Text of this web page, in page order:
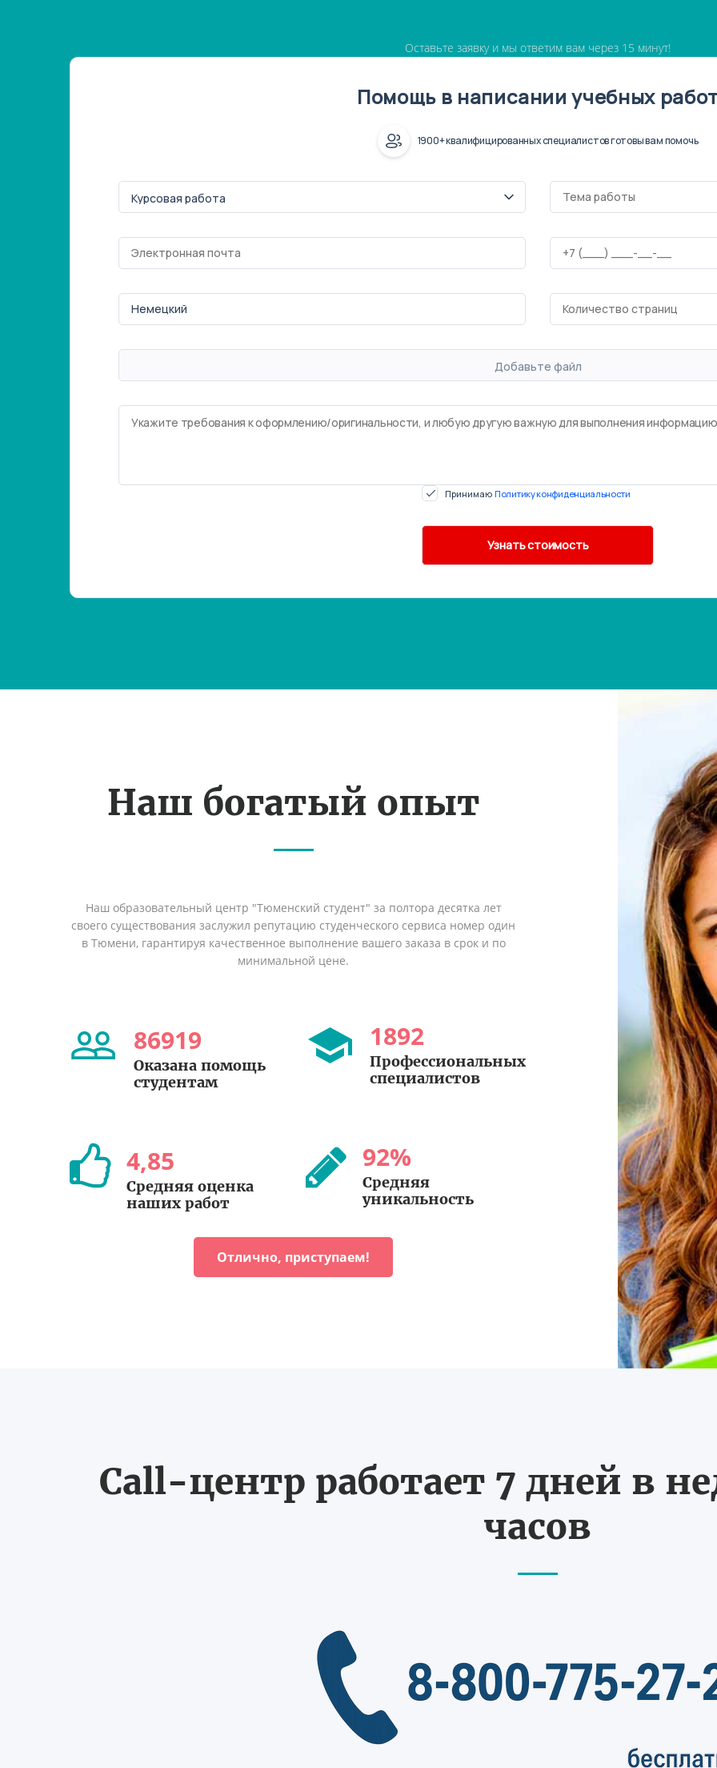
Оставьте заявку и мы ответим вам через 15 минут!
Помощь в написании учебных
1900+ квалифицированных специалистов готовы вам помочь
Добавьте файл
Принимаю Политику конфиденциальности
Наш богатый опыт
Наш образовательный центр "Тюменский студент" за полтора десятка лет
своего существования заслужил репутацию студенческого сервиса номер один
в Тюмени, гарантируя качественное выполнение вашего заказа в срок и по
минимальной цене.
86919
Оказана помощь
студентам
1892
Профессиональных
специалистов
4,85
Средняя оценка
наших работ
92%
Средняя
уникальность
Отлично, приступаем!
Call-центр работает 7 дней в
часов